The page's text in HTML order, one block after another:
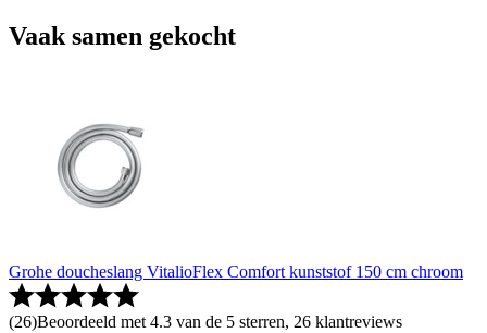
Vaak samen gekocht
Grohe doucheslang VitalioFlex Comfort kunststof 150 cm chroom
(26)Beoordeeld met 4.3 van de 5 sterren, 26 klantreviews